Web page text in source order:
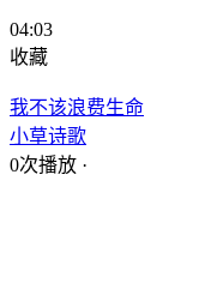
04:03
收藏
我不该浪费生命
小草诗歌
0次播放 ·